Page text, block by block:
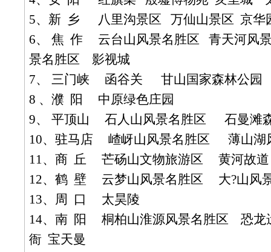
5、新 乡 八里沟景区 万仙山景区 京华
6、 焦 作 云台山风景名胜区
青天河风
景名胜区
影视城
7、 三门峡 函谷关
甘山国家森林公园
8 、濮 阳
中原绿色庄园
9、 平顶山 石人山风景名胜区
石曼滩
10、驻马店 嵖岈山风景名胜区
薄山湖
11 、商 丘 芒砀山文物旅游区
黄河故道
12、鹤 壁 云梦山风景名胜区 大?山风
13、周 口
太昊陵
14、南 阳 桐柏山淮源风景名胜区
恐龙
衙 宝天曼